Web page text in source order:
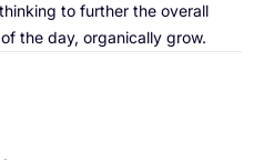
to further the overall
the day, organically grow.